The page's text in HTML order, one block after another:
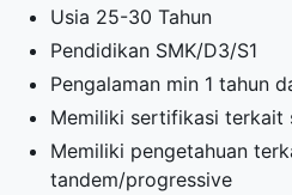
Usia 25-30 Tahun
Pendidikan SMK/D3/S1
Pengalaman min 1 tahun
Memiliki sertifikasi terkait
Memiliki pengetahuan
tandem/progressive